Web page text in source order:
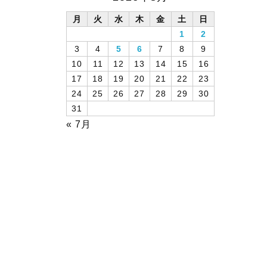
月 火 水 木 金 土
日
1
2
3
4 5 6 7 8
9
10
11 12 13 14 15
16
17
18 19 20 21 22
23
24
25 26 27 28 29
30
31
« 7月